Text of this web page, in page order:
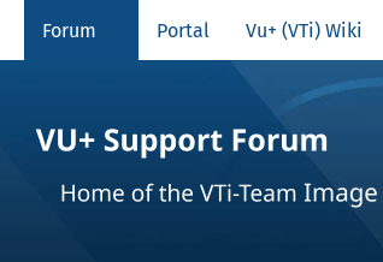
Forum Portal Vu+ (VTi) Wiki